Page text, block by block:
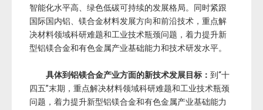
智能化水平高、绿色低碳可持续的发展格局。同时紧跟
国际国内铝、镁合金材料发展方向和前沿技术，重点解
决材料领域科研难题和工业技术瓶颈问题，着力提升新
型铝镁合金和有色金属产业基础能力和技术研发水平。
具体到铝镁合金产业方面的新技术发展目标： 到“十
四五”末期，重点解决材料领域科研难题和工业技术瓶颈
问题，着力提升新型铝镁合金和有色金属产业基础能力